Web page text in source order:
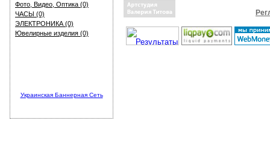
Фото, Видео, Оптика (0)
ЧАСЫ (0)
ЭЛЕКТРОНИКА (0)
Ювелирные изделия (0)
Украинская Баннерная Сеть